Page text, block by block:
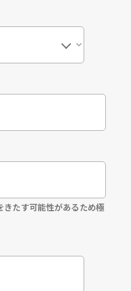
たす可能性があるため極